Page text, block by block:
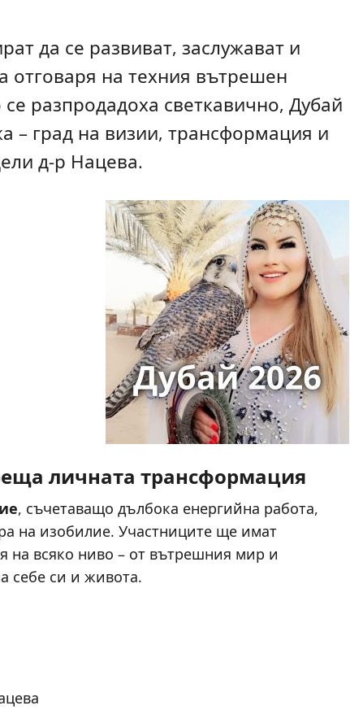
да се развиват, заслужават и
отговаря на техния вътрешен
разпродадоха светкавично, Дубай
– град на визии, трансформация и
д-р Нацева.
личната трансформация
, съчетаващо дълбока енергийна работа,
на изобилие. Участниците ще имат
на всяко ниво – от вътрешния мир и
себе си и живота.